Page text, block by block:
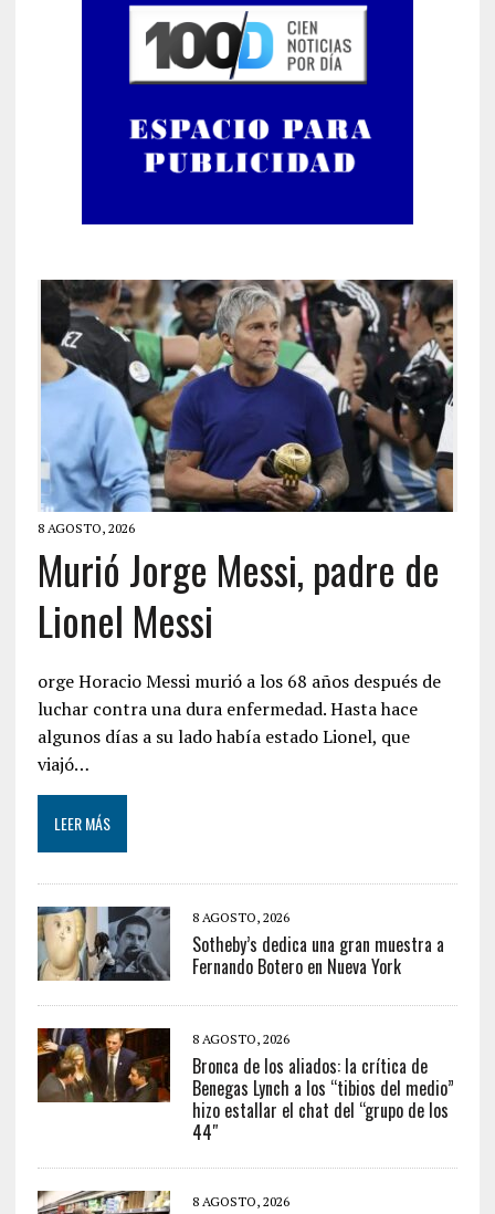
8 AGOSTO, 2026
Murió Jorge Messi, padre de
Lionel Messi
orge Horacio Messi murió a los 68 años después de
luchar contra una dura enfermedad. Hasta hace
algunos días a su lado había estado Lionel, que
viajó…
LEER MÁS
8 AGOSTO, 2026
Sotheby’s dedica una gran muestra a
Fernando Botero en Nueva York
8 AGOSTO, 2026
Bronca de los aliados: la crítica de
Benegas Lynch a los “tibios del medio”
hizo estallar el chat del “grupo de los
44″
8 AGOSTO, 2026